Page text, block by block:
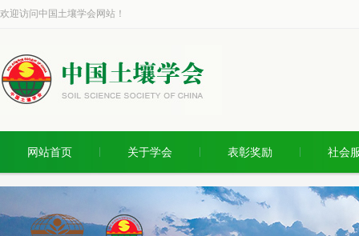
欢迎访问中国土壤学会网站！
网站首页 关于学会 表彰奖励 社会